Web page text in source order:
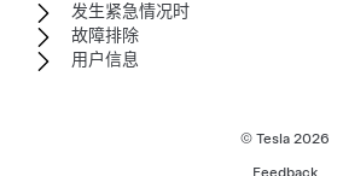
发生紧急情况时
故障排除
用户信息
© Tesla 2026
Feedback